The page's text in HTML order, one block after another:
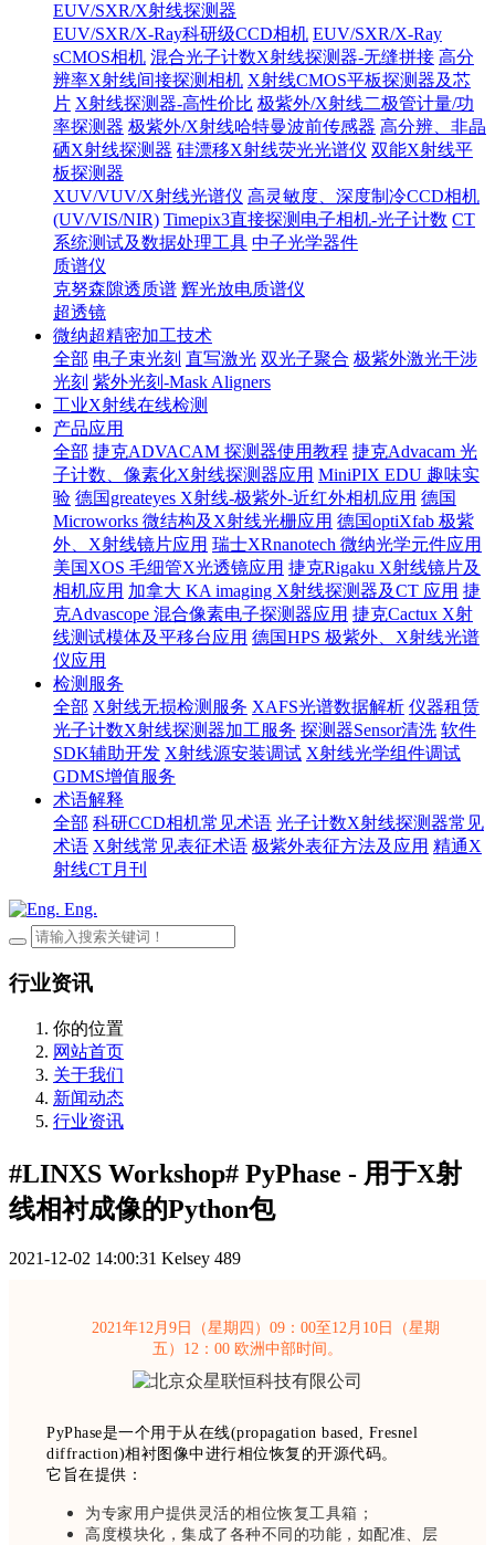
EUV/SXR/X射线探测器
EUV/SXR/X-Ray科研级CCD相机 EUV/SXR/X-Ray
sCMOS相机 混合光子计数X射线探测器-无缝拼接 高分
辨率X射线间接探测相机 X射线CMOS平板探测器及芯
片 X射线探测器-高性价比 极紫外/X射线二极管计量/功
率探测器 极紫外/X射线哈特曼波前传感器 高分辨、非晶
硒X射线探测器 硅漂移X射线荧光光谱仪 双能X射线平
板探测器
XUV/VUV/X射线光谱仪 高灵敏度、深度制冷CCD相机
(UV/VIS/NIR) Timepix3直接探测电子相机-光子计数 CT
系统测试及数据处理工具 中子光学器件
质谱仪
克努森隙透质谱 辉光放电质谱仪
超透镜
微纳超精密加工技术
全部 电子束光刻 直写激光 双光子聚合 极紫外激光干涉
光刻 紫外光刻-Mask Aligners
工业X射线在线检测
产品应用
全部 捷克ADVACAM 探测器使用教程 捷克Advacam 光
子计数、像素化X射线探测器应用 MiniPIX EDU 趣味实
验 德国greateyes X射线-极紫外-近红外相机应用 德国
Microworks 微结构及X射线光栅应用 德国optiXfab 极紫
外、X射线镜片应用 瑞士XRnanotech 微纳光学元件应用
美国XOS 毛细管X光透镜应用 捷克Rigaku X射线镜片及
相机应用 加拿大 KA imaging X射线探测器及CT 应用 捷
克Advascope 混合像素电子探测器应用 捷克Cactux X射
线测试模体及平移台应用 德国HPS 极紫外、X射线光谱
仪应用
检测服务
全部 X射线无损检测服务 XAFS光谱数据解析 仪器租赁
光子计数X射线探测器加工服务 探测器Sensor清洗 软件
SDK辅助开发 X射线源安装调试 X射线光学组件调试
GDMS增值服务
术语解释
全部 科研CCD相机常见术语 光子计数X射线探测器常见
术语 X射线常见表征术语 极紫外表征方法及应用 精通X
射线CT月刊
Eng.
行业资讯
你的位置
网站首页
关于我们
新闻动态
行业资讯
#LINXS Workshop# PyPhase - 用于X射
线相衬成像的Python包
2021-12-02 14:00:31 Kelsey 489
2021年12月9日（星期四）09：00至12月10日（星期
五）12：00 欧洲中部时间。
PyPhase是一个用于从在线(propagation based, Fresnel
diffraction)相衬图像中进行相位恢复的开源代码。
它旨在提供：
为专家用户提供灵活的相位恢复工具箱；
高度模块化，集成了各种不同的功能，如配准、层